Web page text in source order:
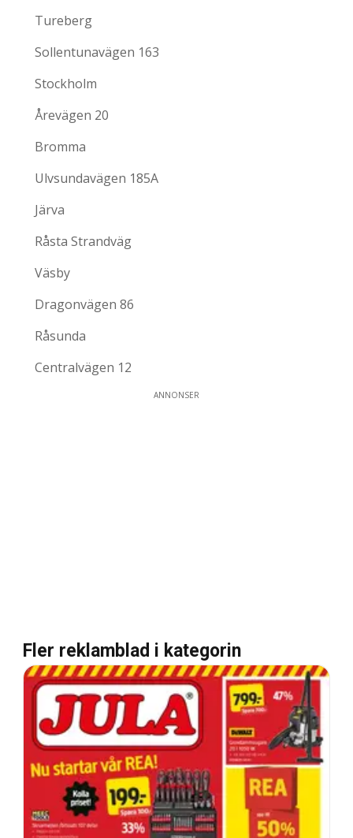
Tureberg
Sollentunavägen 163
Stockholm
Årevägen 20
Bromma
Ulvsundavägen 185A
Järva
Råsta Strandväg
Väsby
Dragonvägen 86
Råsunda
Centralvägen 12
ANNONSER
Fler reklamblad i kategorin